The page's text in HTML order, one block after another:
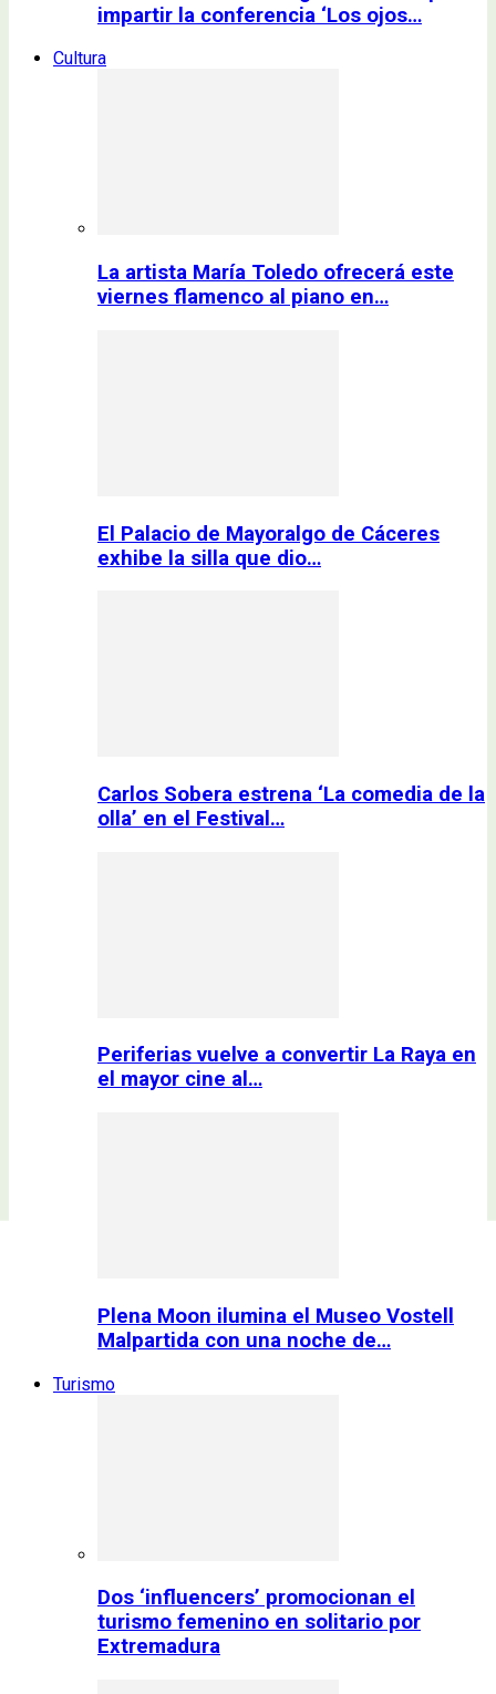
impartir la conferencia ‘Los ojos…
Cultura
La artista María Toledo ofrecerá este
viernes flamenco al piano en…
El Palacio de Mayoralgo de Cáceres
exhibe la silla que dio…
Carlos Sobera estrena ‘La comedia de la
olla’ en el Festival…
Periferias vuelve a convertir La Raya en
el mayor cine al…
Plena Moon ilumina el Museo Vostell
Malpartida con una noche de…
Turismo
Dos ‘influencers’ promocionan el
turismo femenino en solitario por
Extremadura